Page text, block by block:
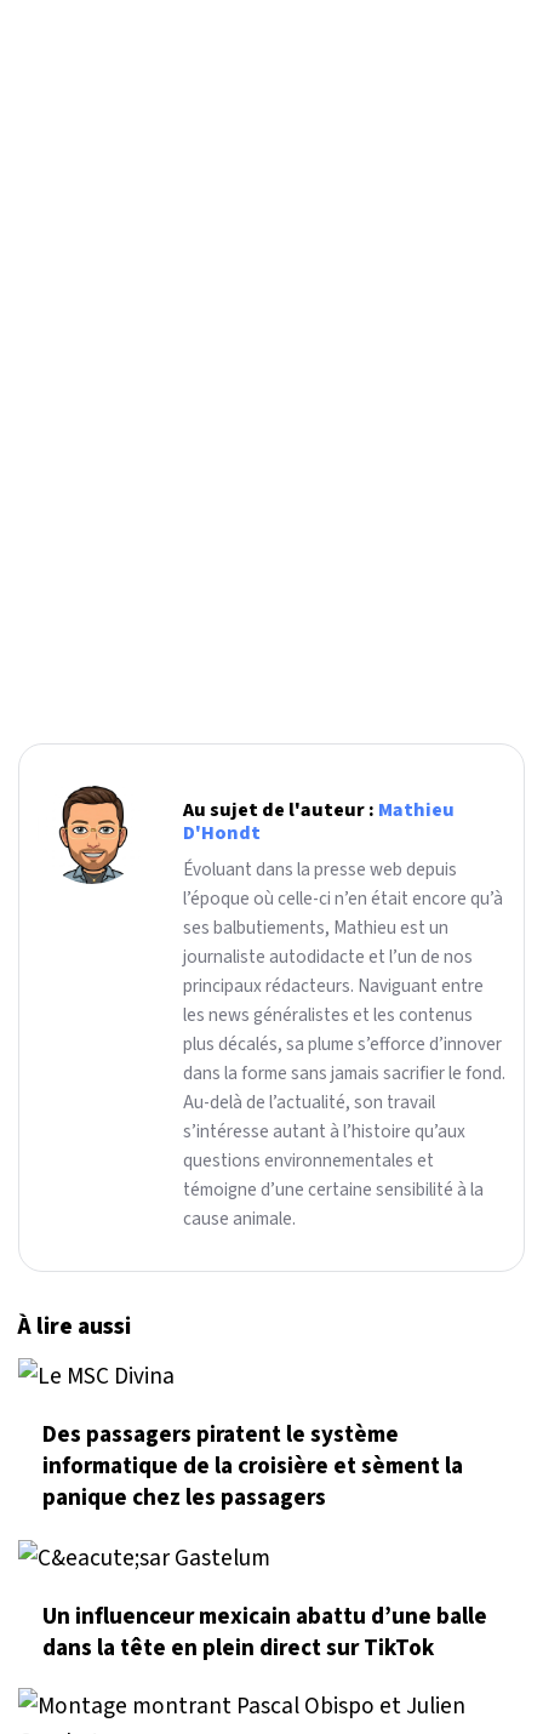
Au sujet de l'auteur : Mathieu
D'Hondt
Évoluant dans la presse web depuis
l’époque où celle-ci n’en était encore qu’à
ses balbutiements, Mathieu est un
journaliste autodidacte et l’un de nos
principaux rédacteurs. Naviguant entre
les news généralistes et les contenus
plus décalés, sa plume s’efforce d’innover
dans la forme sans jamais sacrifier le fond.
Au-delà de l’actualité, son travail
s’intéresse autant à l’histoire qu’aux
questions environnementales et
témoigne d’une certaine sensibilité à la
cause animale.
À lire aussi
Des passagers piratent le système
informatique de la croisière et sèment la
panique chez les passagers
Un influenceur mexicain abattu d’une balle
dans la tête en plein direct sur TikTok